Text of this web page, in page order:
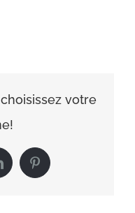
votre
Pinterest